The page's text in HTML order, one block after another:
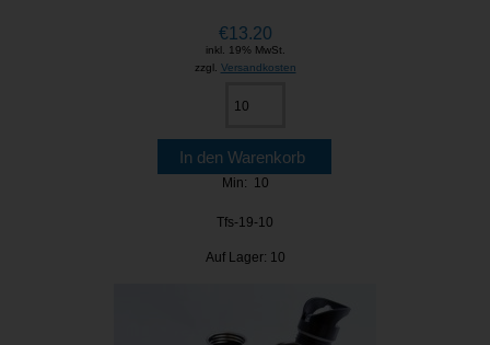
€13.20
inkl. 19% MwSt.
zzgl. Versandkosten
Min: 10
Tfs-19-10
Auf Lager: 10